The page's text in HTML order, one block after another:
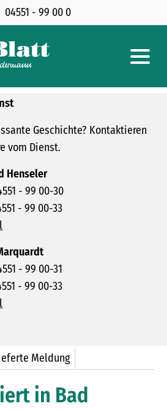
04551 - 99 00 0
Geschichte? Kontaktieren
vom Dienst.
Henseler
- 99 00-30
- 99 00-33
- 99 00-31
- 99 00-33
Meldung
in Bad